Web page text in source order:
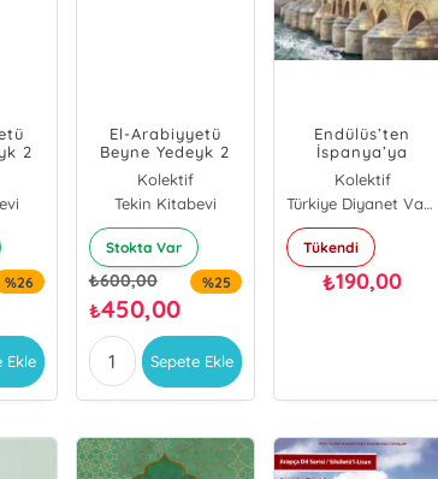
2
%26
Ekle
El-Arabiyyetü
Beyne Yedeyk 2
(2.Cilt 2.Bölüm)
Kolektif
Tekin Kitabevi
Stokta Var
₺600,00
₺450,00
%25
Sepete Ekle
Endülüs’ten
İspanya’ya
Kolektif
Türkiye Diyanet Vakfı Yayınları
Tükendi
₺190,00